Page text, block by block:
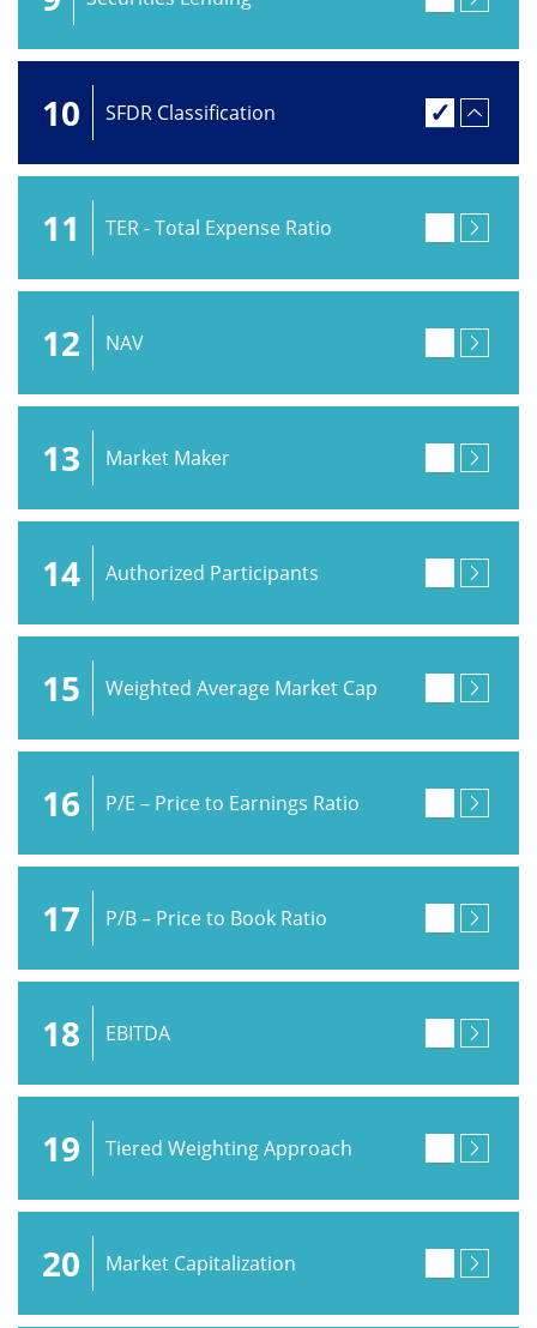
10 SFDR Classification
11 TER - Total Expense Ratio
12 NAV
13 Market Maker
14 Authorized Participants
15 Weighted Average Market Cap
16 P/E – Price to Earnings Ratio
17 P/B – Price to Book Ratio
18 EBITDA
19 Tiered Weighting Approach
20 Market Capitalization